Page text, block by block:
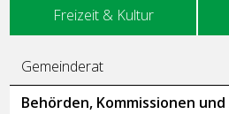
Freizeit & Kultur
Unternavigation
Gemeinderat
Behörden, Kommissionen